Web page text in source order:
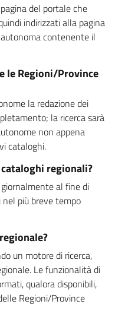
del portale che
indirizzati alla pagina
contenente il
le Regioni/Province
la redazione dei
la ricerca sarà
non appena
cataloghi.
regionali?
al fine di
più breve tempo
un motore di ricerca,
Le funzionalità di
qualora disponibili,
Regioni/Province